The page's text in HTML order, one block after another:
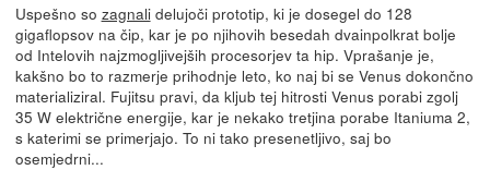
Uspešno so zagnalidelujoči prototip, ki je dosegel do 128
gigaflopsov na čip, kar je po njihovih besedah dvainpolkrat bolje
od Intelovih najzmogljivejših procesorjev ta hip. Vprašanje je,
kakšno bo to razmerje prihodnje leto, ko naj bi se Venus dokončno
materializiral. Fujitsu pravi, da kljub tej hitrosti Venus porabi zgolj
35 W električne energije, kar je nekako tretjina porabe Itaniuma 2,
s katerimi se primerjajo. To ni tako presenetljivo, saj bo
osemjedrni...